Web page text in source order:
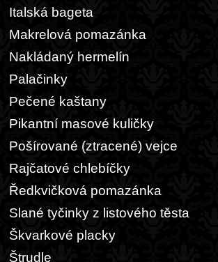
Italská bageta
Makrelová pomazánka
Nakládaný hermelín
Palačinky
Pečené kaštany
Pikantní masové kuličky
Pošírované (ztracené) vejce
Rajčatové chlebíčky
Ředkvičková pomazánka
Slané tyčinky z listového těsta
Škvarkové placky
Štrudle